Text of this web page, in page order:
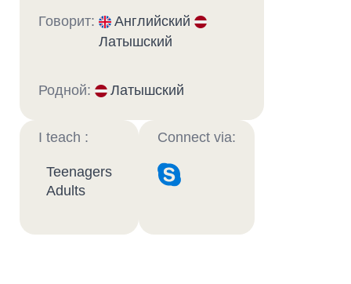
Говорит:
Английский
Латышский
Родной: Латышский
I teach :
Teenagers
Adults
Connect via: